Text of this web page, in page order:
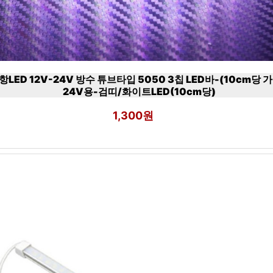
LED 12V-24V 방수 튜브타입 5050 3칩 LED바-(10cm당
24V용-검띠/화이트LED(10cm당)
1,300원